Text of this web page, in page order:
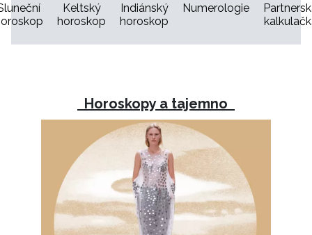
Keltský
horoskop
Indiánský
horoskop
Numerologie
Horoskopy a tajemno